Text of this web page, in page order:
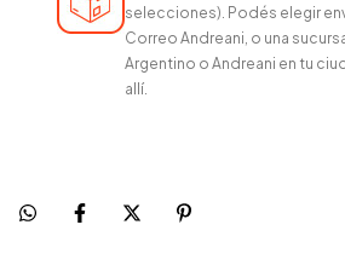
selecciones). Podés elegir
Correo Andreani, o una
Argentino o Andreani en tu
allí.